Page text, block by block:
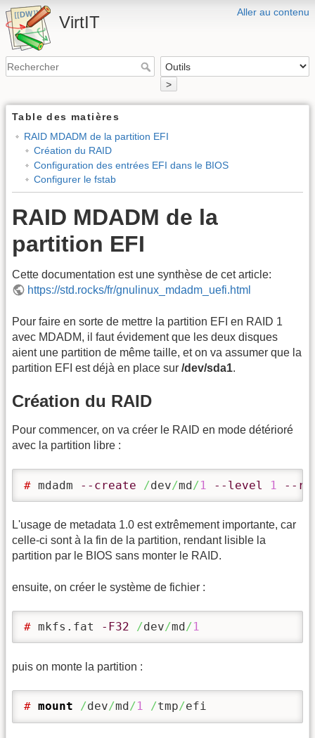
Aller au contenu
VirtIT
>
Table des matières
RAID MDADM de la partition EFI
Création du RAID
Configuration des entrées EFI dans le BIOS
Configurer le fstab
RAID MDADM de la
partition EFI
Cette documentation est une synthèse de cet article:
https://std.rocks/fr/gnulinux_mdadm_uefi.html
Pour faire en sorte de mettre la partition EFI en RAID 1
avec MDADM, il faut évidement que les deux disques
aient une partition de même taille, et on va assumer que la
partition EFI est déjà en place sur /dev/sda1.
Création du RAID
Pour commencer, on va créer le RAID en mode détérioré
avec la partition libre :
# mdadm --create /dev/md/1 --level 1 --
L'usage de metadata 1.0 est extrêmement importante, car
celle-ci sont à la fin de la partition, rendant lisible la
partition par le BIOS sans monter le RAID.
ensuite, on créer le système de fichier :
# mkfs.fat -F32 /dev/md /1
puis on monte la partition :
# mount /dev/md /1 /tmp/efi